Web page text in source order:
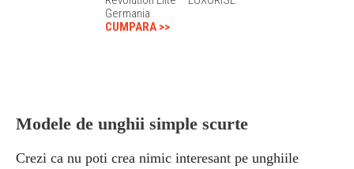
Germania
CUMPARA >>
Modele de unghii simple scurte
Crezi ca nu poti crea nimic interesant pe unghiile